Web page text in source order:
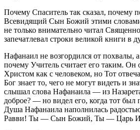
Почему Спаситель так сказал, почему
Всевидящий Сын Божий этими
не только внимательно читал
запечатлевал строки великой книги в
Нафанаил не возгордился от похвалы,
почему Учитель считает его таким.
Христом как с человеком, но Тот
Бог знает то, чего не могут видеть и
слышал слова Нафанаила — из
доброе? — но видел его, когда тот
Душа Нафанаила наполнилась
Равви! Ты — Сын Божий, Ты — Царь